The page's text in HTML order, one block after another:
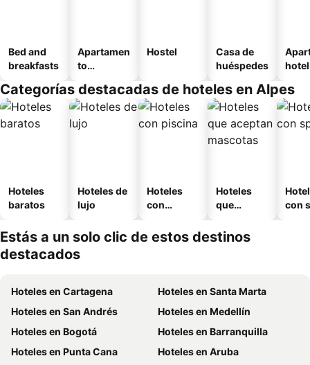
Bed and
breakfasts
Apartamen
to
o
Hostel
Casa de
huéspedes
hotel
Categorías destacadas de hoteles en Alpes
Hoteles
baratos
Hoteles de
lujo
Hoteles
con
Hoteles
que
mascotas
con
Estás a un solo clic de estos destinos
destacados
Hoteles en Cartagena
Hoteles en Santa Marta
Hoteles en San Andrés
Hoteles en Medellín
Hoteles en Bogotá
Hoteles en Barranquilla
Hoteles en Punta Cana
Hoteles en Aruba